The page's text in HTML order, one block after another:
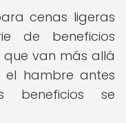
cenas ligeras
de beneficios
van más allá
el hambre antes
beneficios se